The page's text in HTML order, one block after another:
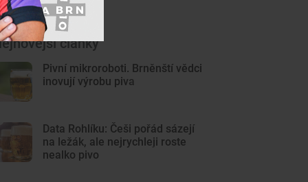
články
Pivní mikroroboti. Brněnští vědci
inovují výrobu piva
Data Rohlíku: Češi pořád sázejí
na ležák, ale nejrychleji roste
nealko pivo